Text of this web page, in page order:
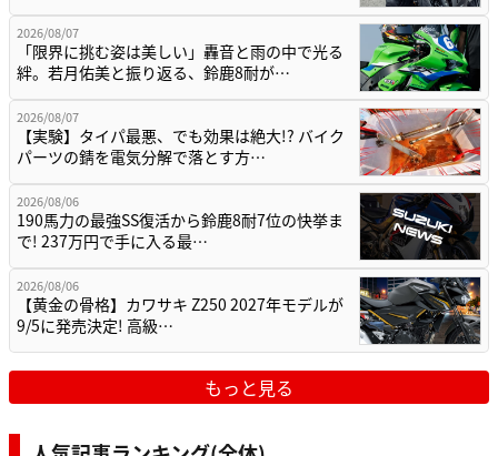
2026/08/07
「限界に挑む姿は美しい」轟音と雨の中で光る
絆。若月佑美と振り返る、鈴鹿8耐が…
2026/08/07
【実験】タイパ最悪、でも効果は絶大!? バイク
パーツの錆を電気分解で落とす方…
2026/08/06
190馬力の最強SS復活から鈴鹿8耐7位の快挙ま
で! 237万円で手に入る最…
2026/08/06
【黄金の骨格】カワサキ Z250 2027年モデルが
9/5に発売決定! 高級…
もっと見る